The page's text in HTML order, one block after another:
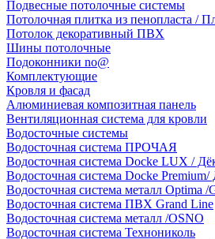
Подвесные потолочные системы
Потолочная плитка из пенопласта /
Потолок декоративный ПВХ
Шины потолочные
Подоконники no@
Комплектующие
Кровля и фасад
Алюминиевая композитная панель
Вентиляционная система для кровли
Водосточные системы
Водосточная система ПРОЧАЯ
Водосточная система Docke LUX /
Водосточная система Docke Premium/
Водосточная система металл Optima /
Водосточная система ПВХ Grand Line
Водосточная система металл /OSNO
Водосточная система Технониколь